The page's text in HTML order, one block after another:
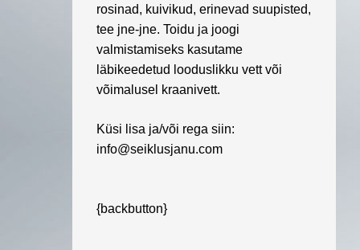
rosinad, kuivikud, erinevad suupisted,
tee jne-jne. Toidu ja joogi
valmistamiseks kasutame
läbikeedetud looduslikku vett või
võimalusel kraanivett.
Küsi lisa ja/või rega siin:
info@seiklusjanu.com
{backbutton}